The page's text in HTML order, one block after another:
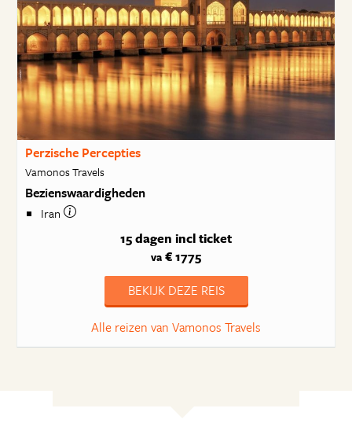
Perzische Percepties
Vamonos Travels
Bezienswaardigheden
Iran
15 dagen incl ticket
va € 1775
BEKIJK DEZE REIS
Alle reizen van Vamonos Travels